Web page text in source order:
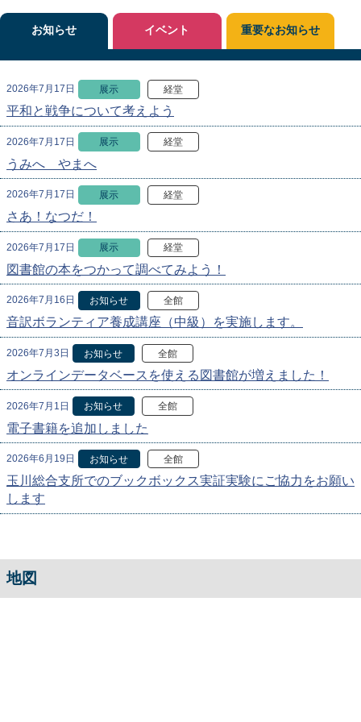
お知らせ
2026年7月17日 展示 経堂
平和と戦争について考えよう
2026年7月17日 展示 経堂
うみへ やまへ
2026年7月17日 展示 経堂
さあ！なつだ！
2026年7月17日 展示 経堂
図書館の本をつかって調べてみよう！
2026年7月16日 お知らせ 全館
音訳ボランティア養成講座（中級）を実施します。
2026年7月3日 お知らせ 全館
オンラインデータベースを使える図書館が増えました！
2026年7月1日 お知らせ 全館
電子書籍を追加しました
2026年6月19日 お知らせ 全館
玉川総合支所でのブックボックス実証実験にご協力をお願い
します
イベント 重要なお知らせ
地図